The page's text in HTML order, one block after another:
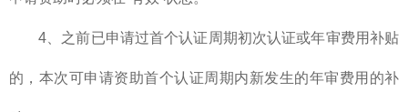
4、之前已申请过首个认证周期初次认证或年审费用补贴
的，本次可申请资助首个认证周期内新发生的年审费用的补